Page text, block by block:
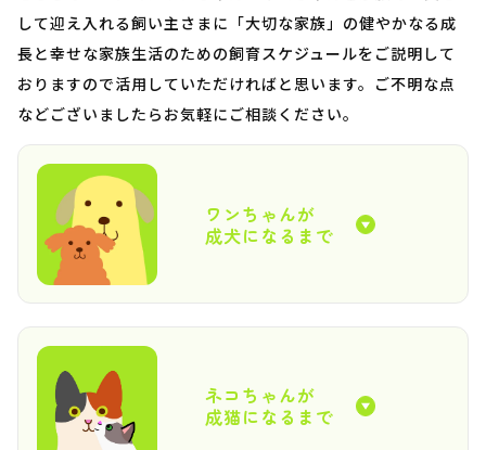
して迎え入れる飼い主さまに「大切な家族」の健やかなる成
長と幸せな家族生活のための飼育スケジュールをご説明して
おりますので活用していただければと思います。ご不明な点
などございましたらお気軽にご相談ください。
ワンちゃんが
成犬になるまで
ネコちゃんが
成猫になるまで